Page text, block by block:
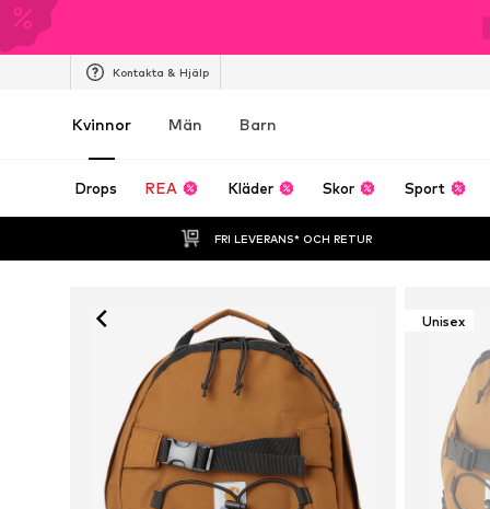
Kontakta & Hjälp
Kvinnor Män Barn
Drops REA Kläder Skor Sport
FRI LEVERANS* OCH RETUR
Unisex